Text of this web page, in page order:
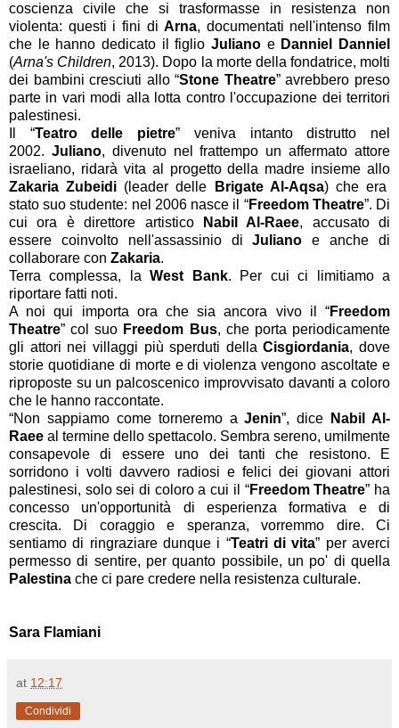
coscienza civile che si trasformasse in resistenza non
violenta: questi i fini diArna, documentati nell'intenso film
che le hanno dedicato il figlio Juliano e Danniel Danniel
(Arna's Children, 2013). Dopo la morte della fondatrice, molti
dei bambini cresciuti allo “Stone Theatre” avrebbero preso
parte in vari modi alla lotta contro l'occupazione dei territori
palestinesi.
Il “Teatro delle pietre” veniva intanto distrutto nel
2002. Juliano, divenuto nel frattempo un affermato attore
israeliano, ridarà vita al progetto della madre insieme allo
Zakaria Zubeidi (leader delle Brigate Al-Aqsa) che era
stato suo studente: nel 2006 nasce il “Freedom Theatre”. Di
cui ora è direttore artistico
Nabil Al-Raee, accusato di
essere coinvolto nell'assassinio diJulianoe anche di
collaborare con Zakaria.
Terra complessa, la West Bank. Per cui ci limitiamo a
riportare fatti noti.
A noi qui importa ora che sia ancora vivo il “Freedom
Theatre” col suo Freedom Bus, che porta periodicamente
gli attori nei villaggi più sperduti dellaCisgiordania, dove
storie quotidiane di morte e di violenza vengono ascoltate e
riproposte su un palcoscenico improvvisato davanti a coloro
che le hanno raccontate.
“Non sappiamo come torneremo aJenin”, dice
Nabil Al-
Raee al termine dello spettacolo. Sembra sereno, umilmente
consapevole di essere uno dei tanti che resistono. E
sorridono i volti davvero radiosi e felici dei giovani attori
palestinesi, solo sei di coloro a cui il “Freedom Theatre” ha
concesso un'opportunità di esperienza formativa e di
crescita. Di coraggio e speranza, vorremmo dire. Ci
sentiamo di ringraziare dunque i “Teatri di vita” per averci
permesso di sentire, per quanto possibile, un po' di quella
Palestina che ci pare credere nella resistenza culturale.
Sara Flamiani
at 12:17
Condividi